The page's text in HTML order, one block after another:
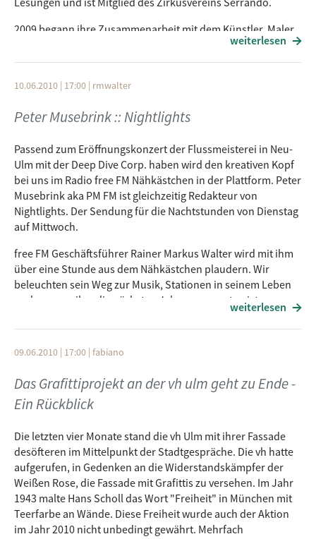
2009 begann ihre Zusammenarbeit mit dem Künstler, Maler
und Puppenspieler Mark Klawikowski. Sie veröffentlichte ihr
erstes Buch: "Overripe Fruits" ("Überreife Früchte"); Mark
enstand der erste gemeinsame Film. Während ihrer
Künstler genügend Filmmaterial für eine Fortsetzung des
Das sind mehr Themen als jemals in einer Stunde
angesprochen werden könnten. Und dann gibts natürlich
von ihr ausgewählte Musik. Das Interview führt Fabiano
Nitsch.
weiterlesen
10.06.2010 | 17:00 | rmwalter
Peter Musebrink :: Nightlights
Passend zum Eröffnungskonzert der Flussmeisterei in Neu-
Ulm mit der Deep Dive Corp. haben wird den kreativen Kopf
bei uns im Radio free FM Nähkästchen in der Plattform. Peter
Musebrink aka PM FM ist gleichzeitig Redakteur von
Nightlights. Der Sendung für die Nachtstunden von Dienstag
auf Mittwoch.
free FM Geschäftsführer Rainer Markus Walter wird mit ihm
über eine Stunde aus dem Nähkästchen plaudern. Wir
beleuchten sein Weg zur Musik, Stationen in seinem Leben
und was von ihm die nächsten Jahre zu erwarten ist.weiterlesen
09.06.2010 | 17:00 | fabiano
Das Grafittiprojekt an der vh ulm geht zu Ende -
Ein Rückblick
Die letzten vier Monate stand die vh Ulm mit ihrer Fassade
desöfteren im Mittelpunkt der Stadtgespräche. Die vh hatte
aufgerufen, in Gedenken an die Widerstandskämpfer der
Weißen Rose, die Fassade mit Grafittis zu versehen. Im Jahr
1943 malte Hans Scholl das Wort "Freiheit" in München mit
Teerfarbe an Wände. Diese Freiheit wurde auch der Aktion
im Jahr 2010 nicht unbedingt gewährt. Mehrfach